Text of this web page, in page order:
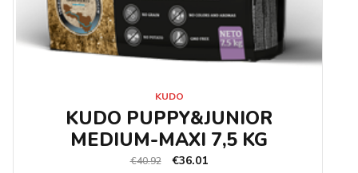
KUDO
KUDO PUPPY&JUNIOR
MEDIUM-MAXI 7,5 KG
€40.92 €36.01